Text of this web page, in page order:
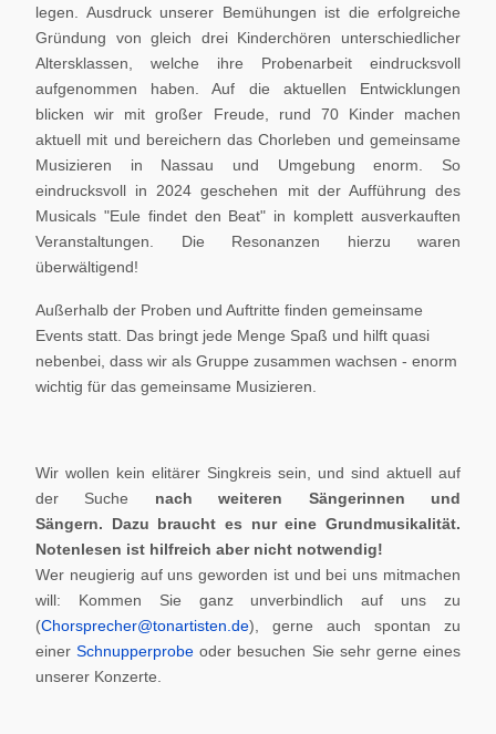
legen. Ausdruck unserer Bemühungen ist die erfolgreiche
Gründung von gleich drei Kinderchören unterschiedlicher
Altersklassen, welche ihre Probenarbeit eindrucksvoll
aufgenommen haben. Auf die aktuellen Entwicklungen
blicken wir mit großer Freude, rund 70 Kinder machen
aktuell mit und bereichern das Chorleben und gemeinsame
Musizieren in Nassau und Umgebung enorm. So
eindrucksvoll in 2024 geschehen mit der Aufführung des
Musicals "Eule findet den Beat" in komplett ausverkauften
Veranstaltungen. Die Resonanzen hierzu waren
überwältigend!
Außerhalb der Proben und Auftritte finden gemeinsame
Events statt. Das bringt jede Menge Spaß und hilft quasi
nebenbei, dass wir als Gruppe zusammen wachsen - enorm
wichtig für das gemeinsame Musizieren.
Wir wollen kein elitärer Singkreis sein, und sind aktuell auf
der Suche nach weiteren Sängerinnen und
Sängern. Dazu braucht es nur eine Grundmusikalität.
Notenlesen ist hilfreich aber nicht notwendig!
Wer neugierig auf uns geworden ist und bei uns mitmachen
will: Kommen Sie ganz unverbindlich auf uns zu
(Chorsprecher@tonartisten.de), gerne auch spontan zu
einerSchnupperprobe oder besuchen Sie sehr gerne eines
unserer Konzerte.